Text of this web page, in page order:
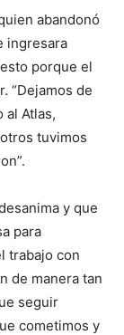
abandonó
ingresara
porque el
“Dejamos de
al Atlas,
tuvimos
y que
para
trabajo con
de manera tan
seguir
cometimos y